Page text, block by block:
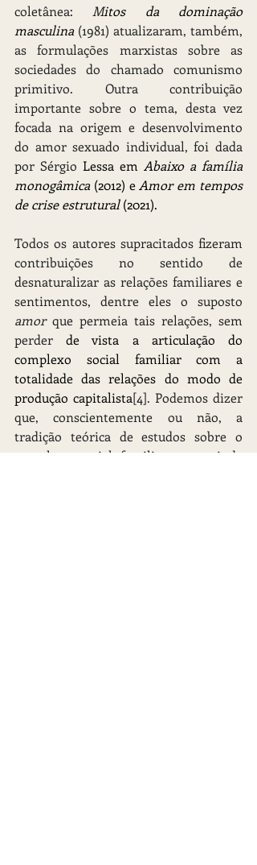
coletânea: Mitos da dominação
masculina (1981) atualizaram, também,
as formulações marxistas sobre as
sociedades do chamado comunismo
primitivo. Outra contribuição
importante sobre o tema, desta vez
focada na origem e desenvolvimento
do amor sexuado individual, foi dada
por Sérgio Lessa em Abaixo a família
monogâmica (2012) e Amor em tempos
de crise estrutural (2021).
Todos os autores supracitados fizeram
contribuições no sentido de
desnaturalizar as relações familiares e
amor que permeia tais relações, sem
perder de vista a articulação do
complexo social familiar com a
totalidade das relações do modo de
produção capitalista[4]. Podemos dizer
que, conscientemente ou não, a
tradição teórica de estudos sobre o
complexo social familiar que vai de